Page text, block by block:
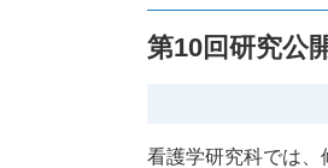
第10回研究公
看護学研究科では、